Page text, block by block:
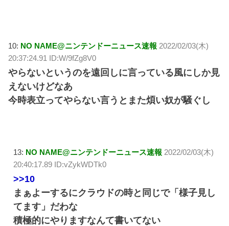
10: NO NAME@ニンテンドーニュース速報 2022/02/03(木)
20:37:24.91 ID:W/9fZg8V0
やらないというのを遠回しに言っている風にしか見
えないけどなあ
今時表立ってやらない言うとまた煩い奴が騒ぐし
13: NO NAME@ニンテンドーニュース速報 2022/02/03(木)
20:40:17.89 ID:vZykWDTk0
>>10
まぁよーするにクラウドの時と同じで「様子見し
てます」だわな
積極的にやりますなんて書いてない